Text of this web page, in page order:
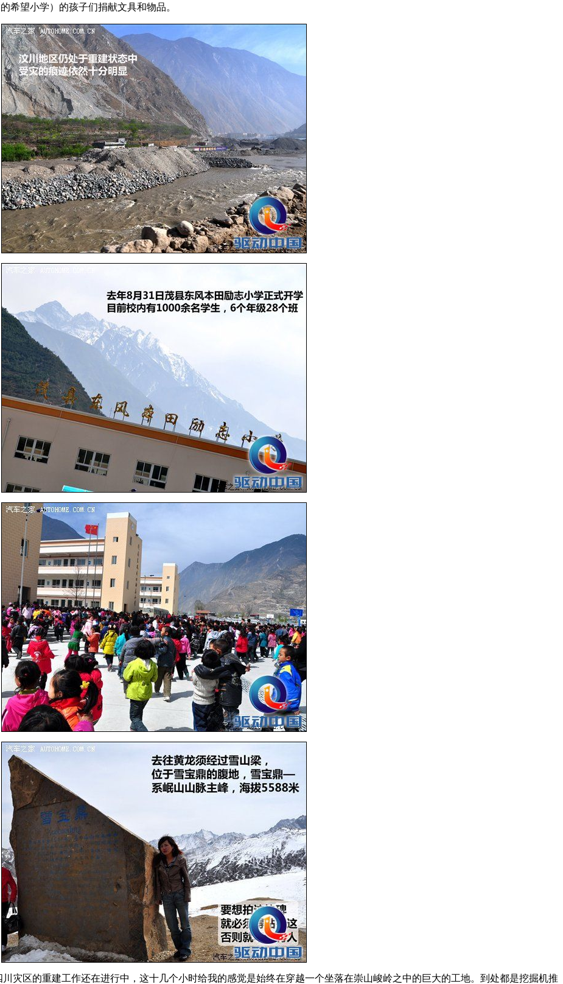
希望小学）的孩子们捐献文具和物品。
灾区的重建工作还在进行中，这十几个小时给我的感觉是始终在穿越一个坐落在崇山峻岭之中的巨大的工地。到处都是挖掘机推